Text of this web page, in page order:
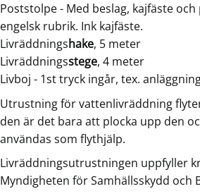
Poststolpe - Med beslag, kajfäste
engelsk rubrik. Ink kajfäste.
Livräddningshake, 5 meter
Livräddningsstege, 4 meter
Livboj - 1st tryck ingår, tex.
Utrustning för vattenlivräddning
den är det bara att plocka upp den
användas som flythjälp.
Livräddningsutrustningen uppfyller
Myndigheten för Samhällsskydd och